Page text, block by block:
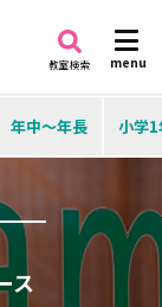
menu
教室検索
年中～年長 小学
ス